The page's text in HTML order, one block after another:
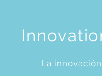
La